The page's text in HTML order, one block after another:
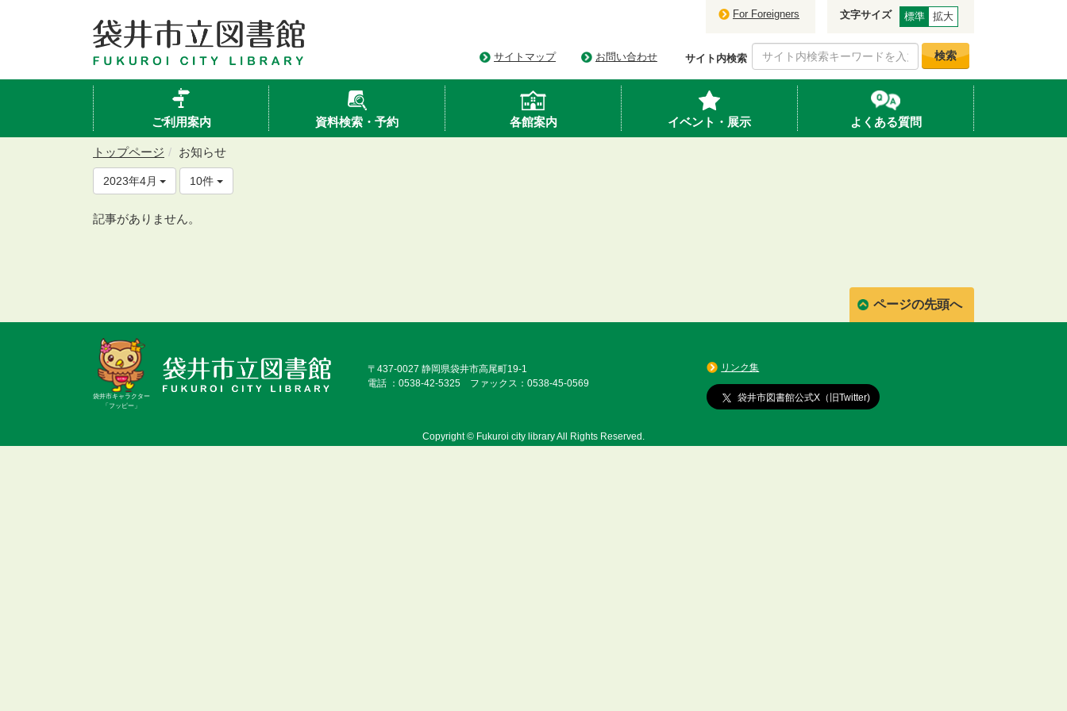
For Foreigners 文字サイズ 標準 拡大
サイトマップ お問い合わせ サイト内検索 検索
ご利用案内 資料検索・予約 各館案内 イベント・展示 よくある質問
トップページ お知らせ
2023年4月 10件
記事がありません。
ページの先頭へ
袋井市キャラクター
「フッピー」
〒437-0027 静岡県袋井市高尾町19-1
電話 ：0538-42-5325 ファックス：0538-45-0569
リンク集
袋井市図書館公式X（旧Twitter)
Copyright © Fukuroi city library All Rights Reserved.